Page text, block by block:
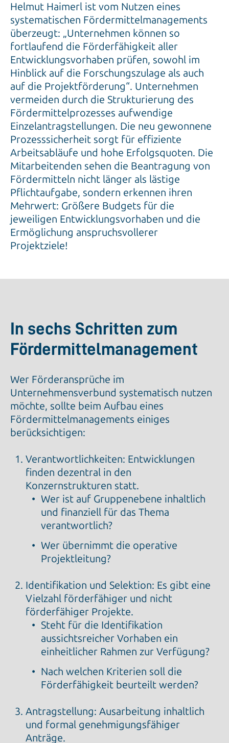
Helmut Haimerl ist vom Nutzen eines
systematischen Fördermittelmanagements
überzeugt: „Unternehmen können so
fortlaufend die Förderfähigkeit aller
Entwicklungsvorhaben prüfen, sowohl im
Hinblick auf die Forschungszulage als auch
auf die Projektförderung“. Unternehmen
vermeiden durch die Strukturierung des
Fördermittelprozesses aufwendige
Einzelantragstellungen. Die neu gewonnene
Prozesssicherheit sorgt für effiziente
Arbeitsabläufe und hohe Erfolgsquoten. Die
Mitarbeitenden sehen die Beantragung von
Fördermitteln nicht länger als lästige
Pflichtaufgabe, sondern erkennen ihren
Mehrwert: Größere Budgets für die
jeweiligen Entwicklungsvorhaben und die
Ermöglichung anspruchsvollerer
Projektziele!
In sechs Schritten zum
Fördermittelmanagement
Wer Förderansprüche im
Unternehmensverbund systematisch nutzen
möchte, sollte beim Aufbau eines
Fördermittelmanagements einiges
berücksichtigen:
Verantwortlichkeiten: Entwicklungen
finden dezentral in den
Konzernstrukturen statt.
Wer ist auf Gruppenebene inhaltlich
und finanziell für das Thema
verantwortlich?
Wer übernimmt die operative
Projektleitung?
Identifikation und Selektion: Es gibt eine
Vielzahl förderfähiger und nicht
förderfähiger Projekte.
Steht für die Identifikation
aussichtsreicher Vorhaben ein
einheitlicher Rahmen zur Verfügung?
Nach welchen Kriterien soll die
Förderfähigkeit beurteilt werden?
Antragstellung: Ausarbeitung inhaltlich
und formal genehmigungsfähiger
Anträge.